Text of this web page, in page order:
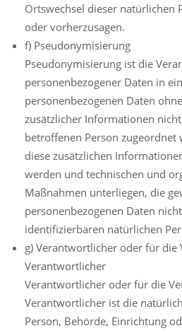
Ortswechsel dieser natürlichen
oder vorherzusagen.
f) Pseudonymisierung
Pseudonymisierung ist die
personenbezogener Daten in
personenbezogenen Daten
zusätzlicher Informationen
betroffenen Person zugeordnet
diese zusätzlichen
werden und technischen und
Maßnahmen unterliegen, die
personenbezogenen Daten
identifizierbaren natürlichen
g) Verantwortlicher oder für die
Verantwortlicher
Verantwortlicher oder für die
Verantwortlicher ist die
Person, Behörde, Einrichtung